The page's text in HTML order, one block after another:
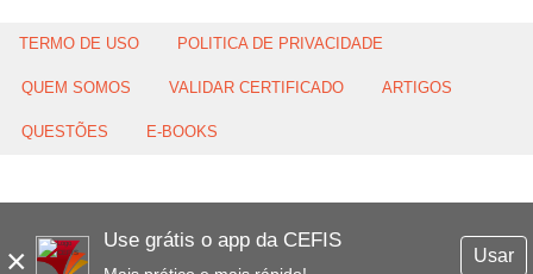
×
Use grátis o app da CEFIS
Usar
TERMO DE USO POLITICA DE PRIVACIDADE
QUEM SOMOS VALIDAR CERTIFICADO ARTIGOS
QUESTÕES E-BOOKS